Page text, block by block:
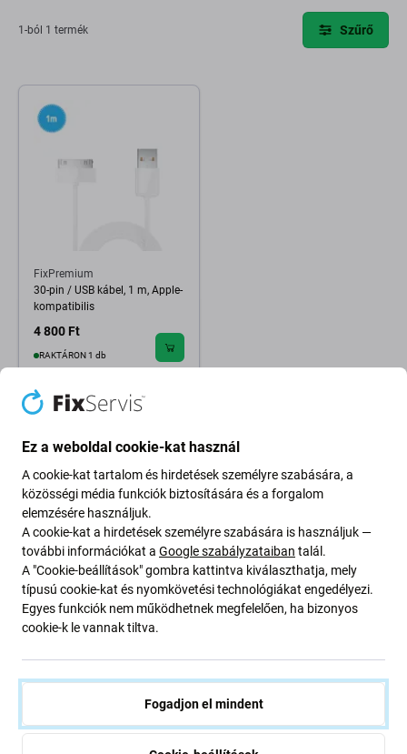
1-ból 1 termék Szűrő
FixPremium
30-pin / USB kábel, 1 m, Apple-
kompatibilis
4 800 Ft
RAKTÁRON 1 db
Going Green
alakítjuk át folyamatainkat a szénlábnyomunk
csökkentése érdekében.
Ez a weboldal cookie-kat használ
A cookie-kat tartalom és hirdetések személyre szabására, a
közösségi média funkciók biztosítására és a forgalom
elemzésére használjuk.
A cookie-kat a hirdetések személyre szabására is használjuk —
további információkat a Google szabályzataiban talál.
A "Cookie-beállítások" gombra kattintva kiválaszthatja, mely
típusú cookie-kat és nyomkövetési technológiákat engedélyezi.
Egyes funkciók nem működhetnek megfelelően, ha bizonyos
cookie-k le vannak tiltva.
Fogadjon el mindent